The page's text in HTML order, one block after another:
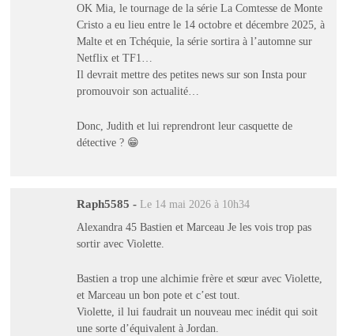
OK Mia, le tournage de la série La Comtesse de Monte
Cristo a eu lieu entre le 14 octobre et décembre 2025, à
Malte et en Tchéquie, la série sortira à l’automne sur
Netflix et TF1…
Il devrait mettre des petites news sur son Insta pour
promouvoir son actualité…
Donc, Judith et lui reprendront leur casquette de
détective ? 😁
Raph5585 - Le 14 mai 2026 à 10h34
Alexandra 45 Bastien et Marceau Je les vois trop pas
sortir avec Violette.
Bastien a trop une alchimie frère et sœur avec Violette,
et Marceau un bon pote et c’est tout.
Violette, il lui faudrait un nouveau mec inédit qui soit
une sorte d’équivalent à Jordan.